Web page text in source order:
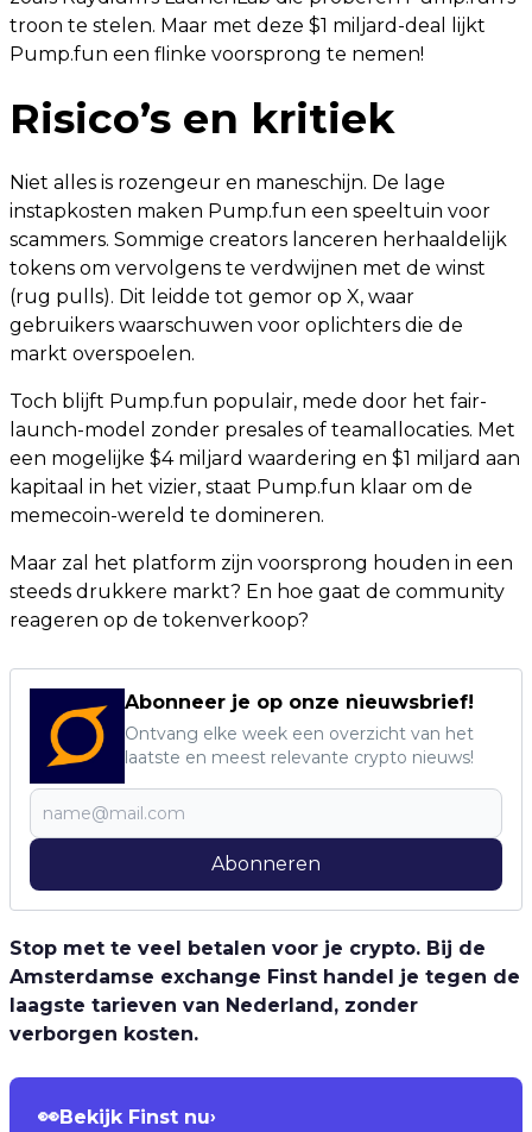
troon te stelen. Maar met deze $1 miljard-deal lijkt
Pump.fun een flinke voorsprong te nemen!
Risico’s en kritiek
Niet alles is rozengeur en maneschijn. De lage
instapkosten maken Pump.fun een speeltuin voor
scammers. Sommige creators lanceren herhaaldelijk
tokens om vervolgens te verdwijnen met de winst
(rug pulls). Dit leidde tot gemor op X, waar
gebruikers waarschuwen voor oplichters die de
markt overspoelen.
Toch blijft Pump.fun populair, mede door het fair-
launch-model zonder presales of teamallocaties. Met
een mogelijke $4 miljard waardering en $1 miljard aan
kapitaal in het vizier, staat Pump.fun klaar om de
memecoin-wereld te domineren.
Maar zal het platform zijn voorsprong houden in een
steeds drukkere markt? En hoe gaat de community
reageren op de tokenverkoop?
Abonneer je op onze nieuwsbrief!
Ontvang elke week een overzicht van het
laatste en meest relevante crypto nieuws!
Abonneren
Stop met te veel betalen voor je crypto. Bij de
Amsterdamse exchange Finst handel je tegen de
laagste tarieven van Nederland, zonder
verborgen kosten.
👀Bekijk Finst nu›